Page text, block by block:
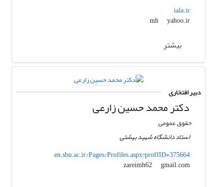
iala.ir
mh
yahoo.ir
بیشتر
دبیر افتخاری
دکتر محمد حسین زارعی
حقوق عمومی
استاد دانشگاه شهید بهشتی
en.sbu.ac.ir/Pages/Profiles.aspx?proffID=375664
zareimh62
gmail.com